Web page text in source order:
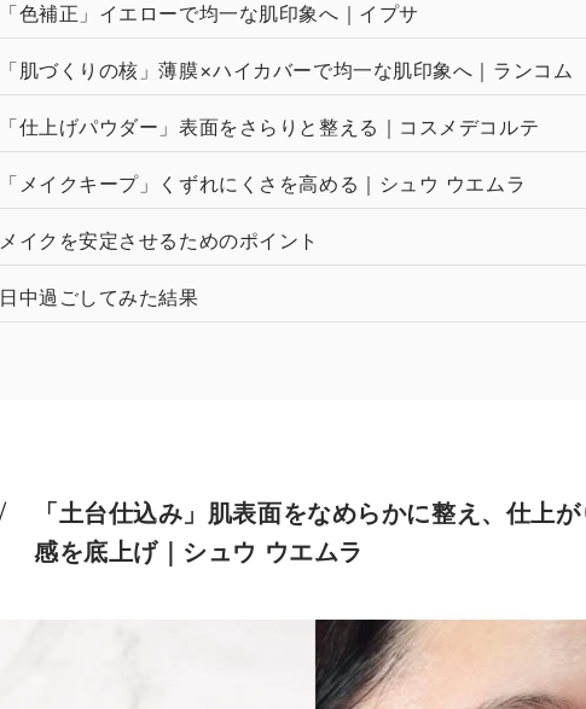
「色補正」イエローで均一な肌印象へ｜イプサ
「肌づくりの核」薄膜×ハイカバーで均一な肌印象へ｜ランコム
「仕上げパウダー」表面をさらりと整える｜コスメデコルテ
「メイクキープ」くずれにくさを高める｜シュウ ウエムラ
メイクを安定させるためのポイント
日中過ごしてみた結果
「土台仕込み」肌表面をなめらかに整え、仕上
感を底上げ｜シュウ ウエムラ